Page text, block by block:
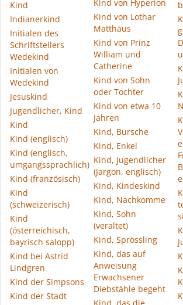
Kind
Indianerkind
Initialen des
Schriftstellers
Wedekind
Initialen von
Wedekind
Jesuskind
Jugendlicher, Kind
Kind
Kind (englisch)
Kind (englisch,
umgangssprachlich)
Kind (französisch)
Kind
(schweizerisch)
Kind
(österreichisch,
bayrisch salopp)
Kind bei Astrid
Lindgren
Kind der Simpsons
Kind der Stadt
Kind von Hyperion
Kind von Lothar
Matthäus
Kind von Prinz
William und
Catherine
Kind von Sohn
oder Tochter
Kind von etwa 10
Jahren
Kind, Bursche
Kind, Enkel
Kind, Jugendlicher
(Jargon, englisch)
Kind, Kindeskind
Kind, Nachkomme
Kind, Sohn
(veraltet)
Kind, Sprössling
Kind, das auf
Anweisung
Erwachsener
Diebstähle begeht